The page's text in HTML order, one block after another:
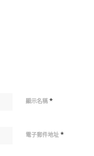
顯示名稱 *
電子郵件地址 *